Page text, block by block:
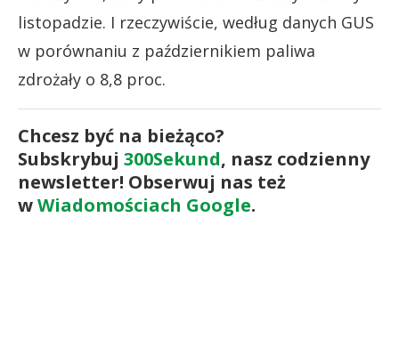
listopadzie. I rzeczywiście, według danych GUS
w porównaniu z październikiem paliwa
zdrożały o 8,8 proc.
Chcesz być na bieżąco?
Subskrybuj 300Sekund, nasz codzienny
newsletter! Obserwuj nas też
wWiadomościach Google.